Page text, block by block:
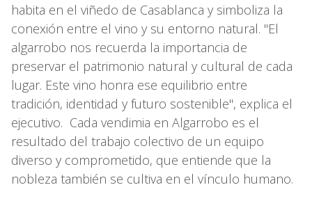
habita en el viñedo de Casablanca y simboliza la
conexión entre el vino y su entorno natural. "El
algarrobo nos recuerda la importancia de
preservar el patrimonio natural y cultural de cada
lugar. Este vino honra ese equilibrio entre
tradición, identidad y futuro sostenible", explica el
ejecutivo. Cada vendimia en Algarrobo es el
resultado del trabajo colectivo de un equipo
diverso y comprometido, que entiende que la
nobleza también se cultiva en el vínculo humano.